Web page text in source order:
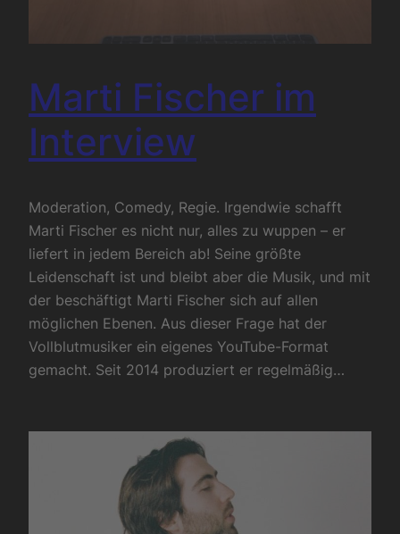
Marti Fischer im
Interview
Moderation, Comedy, Regie. Irgendwie schafft
Marti Fischer es nicht nur, alles zu wuppen – er
liefert in jedem Bereich ab! Seine größte
Leidenschaft ist und bleibt aber die Musik, und mit
der beschäftigt Marti Fischer sich auf allen
möglichen Ebenen. Aus dieser Frage hat der
Vollblutmusiker ein eigenes YouTube-Format
gemacht. Seit 2014 produziert er regelmäßig…